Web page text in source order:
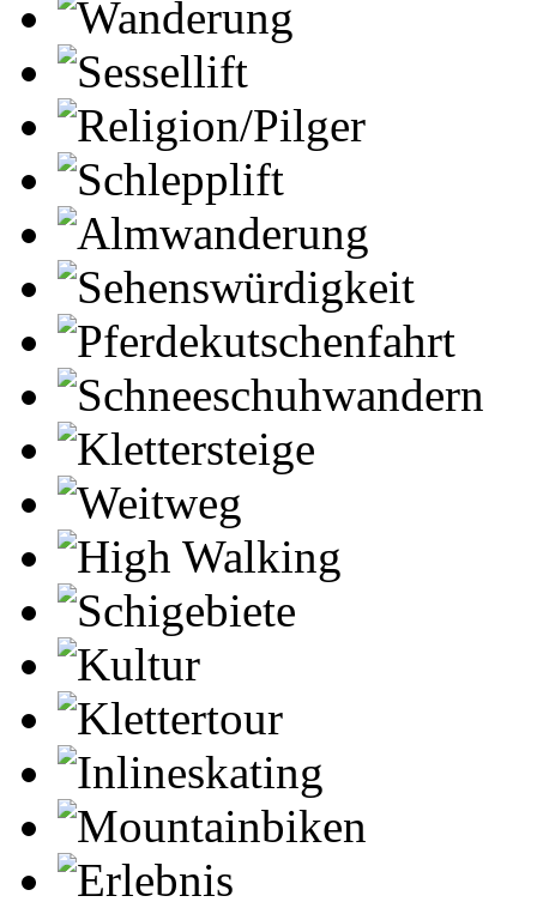
Wanderung
Sessellift
Religion/Pilger
Schlepplift
Almwanderung
Sehenswürdigkeit
Pferdekutschenfahrt
Schneeschuhwandern
Klettersteige
Weitweg
High Walking
Schigebiete
Kultur
Klettertour
Inlineskating
Mountainbiken
Erlebnis